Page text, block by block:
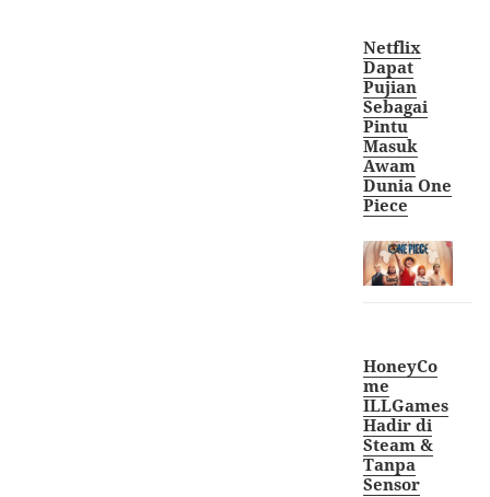
Netflix
Dapat
Pujian
Sebagai
Pintu
Masuk
Awam
Dunia One
Piece
HoneyCo
me
ILLGames
Hadir di
Steam &
Tanpa
Sensor